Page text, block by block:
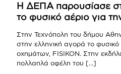
H ΔΕΠΑ παρουσίασε
το φυσικό αέριο για
Στην Τεχνόπολη του δήμου
στην ελληνική αγορά το φυσικό
οχημάτων, FISIKOΝ. Στην
πολλαπλά οφέλη του […]